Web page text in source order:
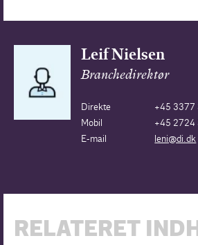
Leif Nielsen
Branchedirektør
Direkte
+45 3377
Mobil
+45 2724
E-mail
leni@di.dk
RELATERET